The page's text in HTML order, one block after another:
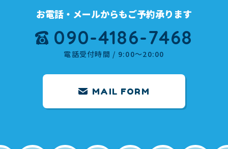
お電話・メールからもご予約承ります
090-4186-7468
電話受付時間 / 9:00～20:00
MAIL FORM